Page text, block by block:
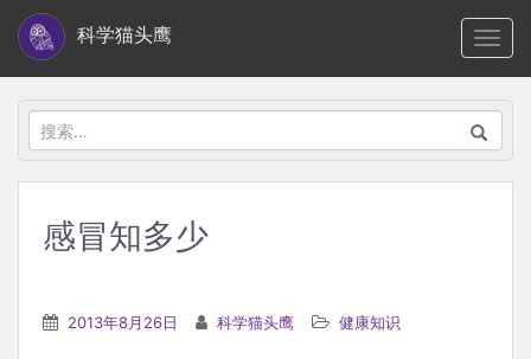
i
科学猫头鹰
搜
索：
感冒知多少
2013年8月26日 科学猫头鹰 健康知识